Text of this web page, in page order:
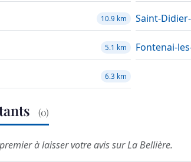
10.9 km Saint-
5.1 km Fontenai-
6.3 km
(0)
à laisser votre avis sur La Bellière.